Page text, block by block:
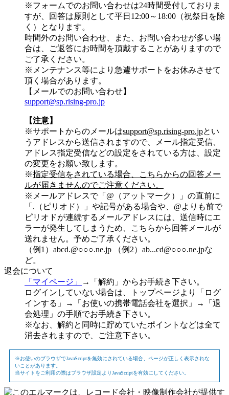
※フォームでのお問い合わせは24時間受付しておりま
すが、
回答は原則として平日12:00～18:00（祝祭日を除
く）
となります。
時間外のお問い合わせ、また、お問い合わせが多い場
合は、ご返答にお時間を頂戴することがありますので
ご了承ください。
※メンテナンス等により急遽サポートをお休みさせて
頂く場合があります。
【メールでのお問い合わせ】
support@sp.rising-pro.jp
【注意】
※サポートからのメールはsupport@sp.rising-pro.jpとい
うアドレスから送信されますので、メール指定受信、
アドレス指定受信などの設定をされている方は、設定
の変更をお願い致します。
※指定受信をされている場合、こちらからの回答メー
ルが届きませんのでご注意ください。
※メールアドレスで「@（アットマーク）」の直前に
「.（ピリオド）」や記号がある場合や、@よりも前で
ピリオドが連続するメールアドレスには、送信時にエ
ラーが発生してしまうため、こちらから回答メールが
送れません。予めご了承ください。
（例1）abcd.@○○○.ne.jp （例2）ab...cd@○○○.ne.jpな
ど。
退会について
「マイページ」
→「解約」からお手続き下さい。
ログインしていない場合は、トップページより「ログ
インする」→「お使いの携帯電話会社を選択」→「退
会処理」の手順でお手続き下さい。
※なお、解約と同時に貯めていたポイントなどは全て
消去されますので、ご注意下さい。
※お使いのブラウザでJavaScriptを無効にされている場合、ページが正しく表示されな
いことがあります。
当サイトをご利用の際はブラウザ設定よりJavaScriptを有効にしてください。